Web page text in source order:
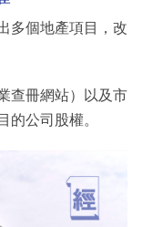
多個地產項目，改
查冊網站）以及市
的公司股權。